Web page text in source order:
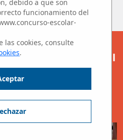
a todos.
las ganadoras y los
Microrrelatos en el
gracias a todos por
debido a que son
funcionamiento del
escolar-
las cookies, consulte
.